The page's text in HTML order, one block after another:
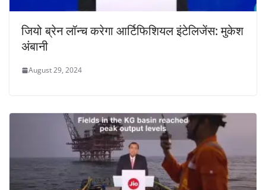
जियो ब्रेन लॉन्च करेगा आर्टिफिशियल इंटेलिजेंस: मुकेश
अंबानी
August 29, 2024